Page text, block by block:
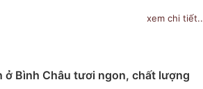
xem chi tiết..
ở Bình Châu tươi ngon, chất lượng